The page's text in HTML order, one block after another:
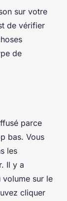
sur votre
de vérifier
de
parce
bas. Vous
les
Il y a
volume sur le
cliquer